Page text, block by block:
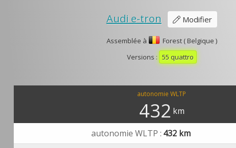
Audi e-tron Modifier
Assemblée à
Forest ( Belgique )
Versions : 55 quattro
autonomie WLTP
432 km
autonomie WLTP : 432 km